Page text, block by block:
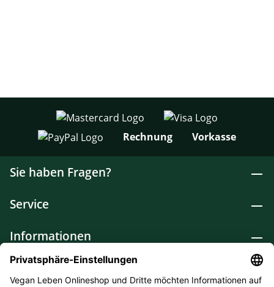
Rechnung Vorkasse
Sie haben Fragen?
Service
Informationen
Lebensmittel